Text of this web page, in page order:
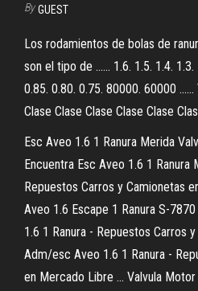
By GUEST
Los rodamientos de bolas de
son el tipo de ...... 1.6. 1.5. 1.4.
0.85. 0.80. 0.75. 80000. 60000
Clase Clase Clase Clase Clase
Esc Aveo 1.6 1 Ranura Merida
Encuentra Esc Aveo 1.6 1 Ranura
Repuestos Carros y Camionetas
Aveo 1.6 Escape 1 Ranura S-
1.6 1 Ranura - Repuestos Carros
Adm/esc Aveo 1.6 1 Ranura -
en Mercado Libre ... Valvula